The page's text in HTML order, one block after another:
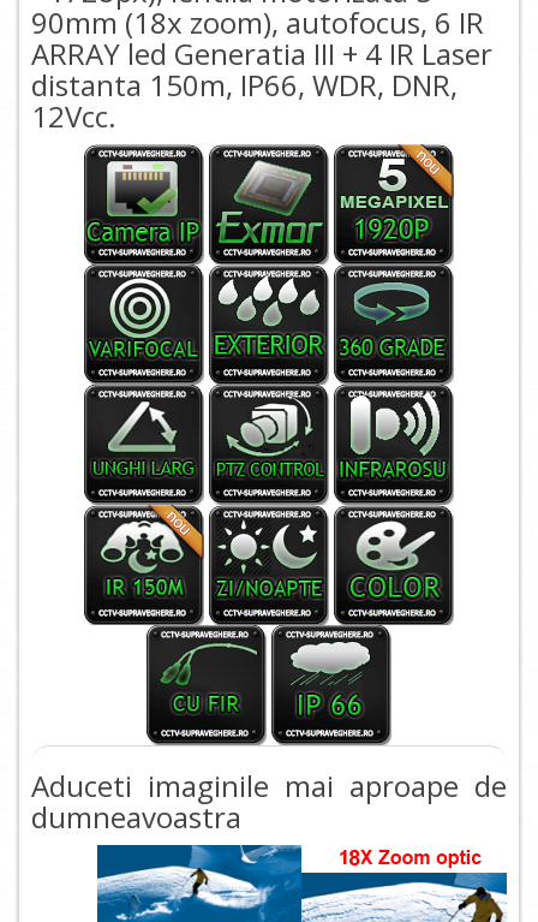
90mm (18x zoom), autofocus, 6 IR
ARRAY led Generatia III + 4 IR Laser
distanta 150m, IP66, WDR, DNR,
12Vcc.
Aduceti imaginile mai aproape de
dumneavoastra